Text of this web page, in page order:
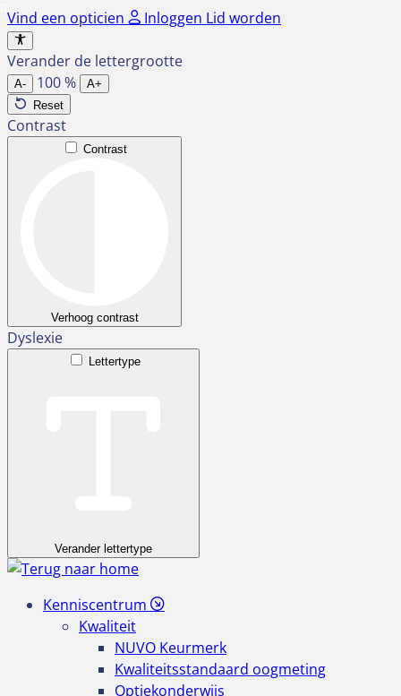
Ga
naar
de
inhoud
Vind een opticien Inloggen Lid worden
Verander de lettergrootte
A- 100%
A+
Reset
Contrast
Contrast
Verhoog contrast
Dyslexie
Lettertype
Verander lettertype
Kenniscentrum
Kwaliteit
NUVO Keurmerk
Kwaliteitsstandaard oogmeting
Optiekonderwijs